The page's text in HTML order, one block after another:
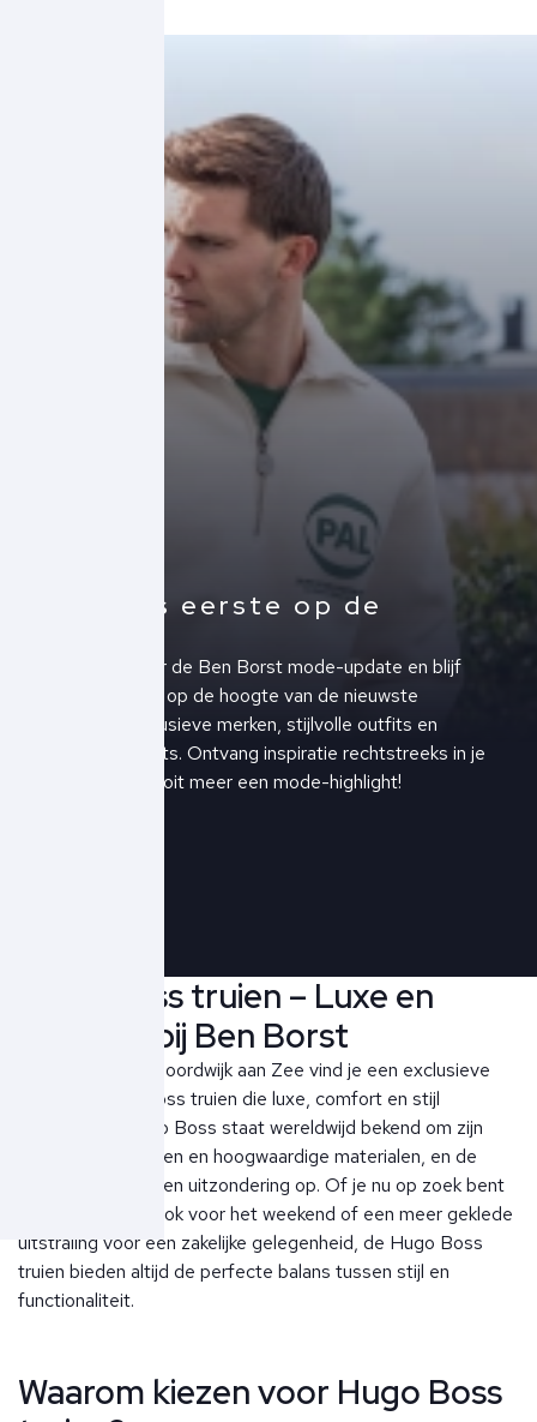
Altijd als eerste op de
Schrijf je in voor de Ben Borst mode-update en blijf
altijd als eerste op de hoogte van de nieuwste
collecties, exclusieve merken, stijlvolle outfits en
upcoming events. Ontvang inspiratie rechtstreeks in je
inbox en mis nooit meer een mode-highlight!
Hugo Boss truien – Luxe en
comfort bij Ben Borst
Bij Ben Borst in Noordwijk aan Zee vind je een exclusieve
collectie Hugo Boss truien die luxe, comfort en stijl
combineren. Hugo Boss staat wereldwijd bekend om zijn
verfijnde ontwerpen en hoogwaardige materialen, en de
truien zijn daar geen uitzondering op. Of je nu op zoek bent
naar een casual look voor het weekend of een meer geklede
uitstraling voor een zakelijke gelegenheid, de Hugo Boss
truien bieden altijd de perfecte balans tussen stijl en
functionaliteit.
Waarom kiezen voor Hugo Boss